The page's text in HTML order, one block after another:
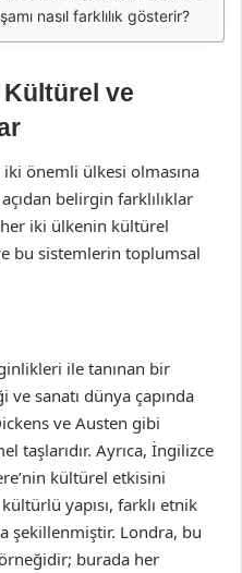
nasıl farklılık gösterir?
ve
önemli ülkesi olmasına
belirgin farklılıklar
iki ülkenin kültürel
bu sistemlerin toplumsal
ile tanınan bir
sanatı dünya çapında
ve Austen gibi
taşlarıdır. Ayrıca, İngilizce
kültürel etkisini
yapısı, farklı etnik
şekillenmiştir. Londra, bu
burada her